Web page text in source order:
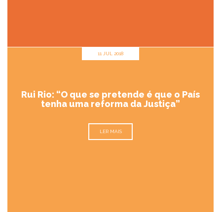
11 JUL 2018
Rui Rio: “O que se pretende é que o País
tenha uma reforma da Justiça”
LER MAIS